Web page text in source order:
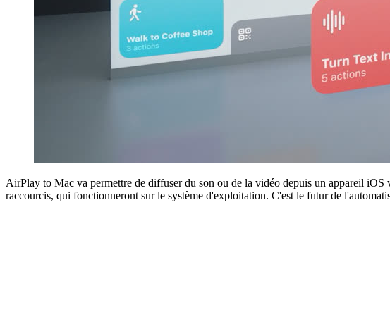
AirPlay to Mac va permettre de diffuser du son ou de la vidéo depuis un appareil
raccourcis, qui fonctionneront sur le système d'exploitation. C'est le futur de